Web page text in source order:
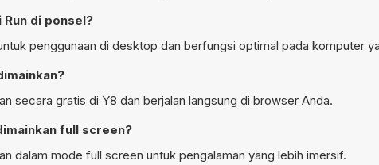
Run di ponsel?
penggunaan di desktop dan berfungsi optimal pada komputer
secara gratis di Y8 dan berjalan langsung di browser Anda.
full screen?
dalam mode full screen untuk pengalaman yang lebih imersif.